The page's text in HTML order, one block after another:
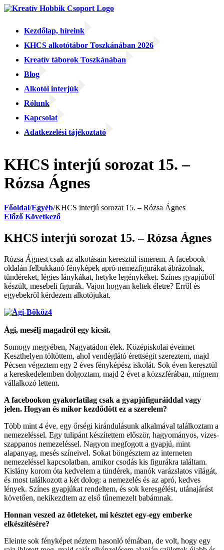
Kihagyás
Kezdőlap, híreink
KHCS alkotótábor Toszkánában 2026
Kreatív táborok Toszkánában
Blog
Alkotói interjúk
Rólunk
Kapcsolat
Adatkezelési tájékoztató
KHCS interjú sorozat 15. –
Rózsa Ágnes
Főoldal/Egyéb/KHCS interjú sorozat 15. – Rózsa Ágnes
Előző Következő
KHCS interjú sorozat 15. – Rózsa Ágnes
Rózsa Ágnest csak az alkotásain keresztül ismerem. A facebook
oldalán felbukkanó fényképek apró nemezfigurákat ábrázolnak,
tündéreket, légies lánykákat, hetyke legénykéket. Színes gyapjúból
készült, mesebeli figurák. Vajon hogyan keltek életre? Erről és
egyebekről kérdezem alkotójukat.
Ági, mesélj magadról egy kicsit.
Somogy megyében, Nagyatádon élek. Középiskolai éveimet
Keszthelyen töltöttem, ahol vendéglátó érettségit szereztem, majd
Pécsen végeztem egy 2 éves fényképész iskolát. Sok éven keresztül
a kereskedelemben dolgoztam, majd 2 évet a közszférában, mígnem
vállalkozó lettem.
A facebookon gyakorlatilag csak a gyapjúfiguráiddal vagy
jelen. Hogyan és mikor kezdődött ez a szerelem?
Több mint 4 éve, egy őrségi kirándulásunk alkalmával találkoztam a
nemezeléssel. Egy tulipánt készítettem először, hagyományos, vizes-
szappanos nemezeléssel. Nagyon megfogott a gyapjú, mint
alapanyag, mesés színeivel. Sokat böngésztem az interneten
nemezeléssel kapcsolatban, amikor csodás kis figurákra találtam.
Kislány korom óta kedvelem a tündérek, manók varázslatos világát,
és most találkozott a két dolog: a nemezelés és az apró, kedves
lények. Színes gyapjúkat rendeltem, és sok keresgélést, utánajárást
követően, nekikezdtem az első tűnemezelt babámnak.
Honnan veszed az ötleteket, mi késztet egy-egy emberke
elkészítésére?
Eleinte sok fényképet néztem hasonló témában, de volt, hogy egy